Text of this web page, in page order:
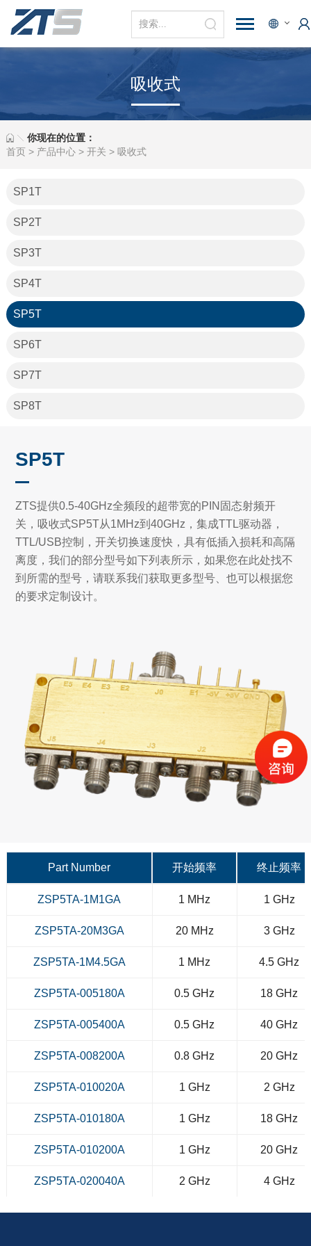
吸收式
你现在的位置：
首页> 产品中心> 开关 > 吸收式
SP1T
SP2T
SP3T
SP4T
SP5T
SP6T
SP7T
SP8T
SP5T
ZTS提供0.5-40GHz全频段的超带宽的PIN固态射频开
关，吸收式SP5T从1MHz到40GHz，集成TTL驱动器，
TTL/USB控制，开关切换速度快，具有低插入损耗和高隔
离度，我们的部分型号如下列表所示，如果您在此处找不
到所需的型号，请联系我们获取更多型号、也可以根据您
的要求定制设计。
Part Number 开始频率 终止频率
ZSP5TA-1M1GA 1 MHz 1 GHz
ZSP5TA-20M3GA 20 MHz 3 GHz
ZSP5TA-1M4.5GA 1 MHz 4.5 GHz
ZSP5TA-005180A 0.5 GHz 18 GHz
ZSP5TA-005400A 0.5 GHz 40 GHz
ZSP5TA-008200A 0.8 GHz 20 GHz
ZSP5TA-010020A 1 GHz 2 GHz
ZSP5TA-010180A 1 GHz 18 GHz
ZSP5TA-010200A 1 GHz 20 GHz
ZSP5TA-020040A 2 GHz 4 GHz
ZSP5TA-020080A 2 GHz 8 GHz